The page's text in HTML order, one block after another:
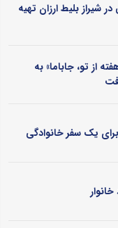
شیراز بلیط ارزان تهیه
از تو، جاباما» به